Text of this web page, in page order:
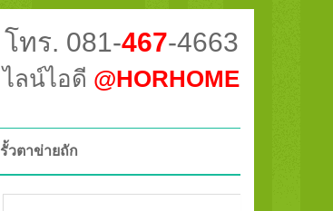
โทร. 081-467-4663
ไลน์ไอดี @HORHOME
รั้วตาข่ายถัก